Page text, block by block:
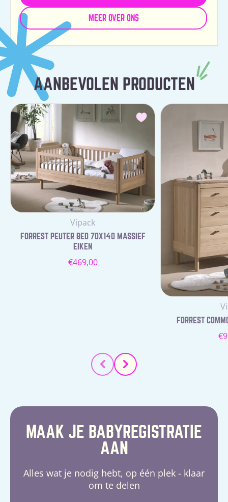
MEER OVER ONS
AANBEVOLEN PRODUCTEN
Leverancier:
Vipack
FORREST PEUTER BED 70X140 MASSIEF
EIKEN
Normale
€469,00
FORREST
MAAK JE BABYREGISTRATIE
AAN
Alles wat je nodig hebt, op één plek - klaar
om te delen